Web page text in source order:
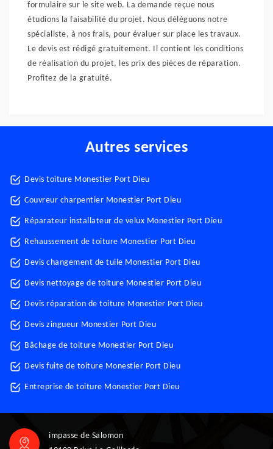
formulaire sur le site web. La demande reçue nous
étudions la faisabilité du projet. Nous déléguons notre
spécialiste, à nos frais, pour évaluer sur place les travaux.
Le devis est rédigé gratuitement. Il contient les conditions
de réalisation du projet, les prix des pièces de réparation.
Profitez de la gratuité.
Autres services
Devis toiture Monestier Port Dieu
Couvreur charpentier Monestier Port Dieu
Réparateur installateur de velux Monestier Port Dieu
Rehaussement de toiture Monestier Port Dieu
Devis changement de tuile Monestier Port Dieu
Devis nettoyage de toiture Monestier Port Dieu
Devis réparation de toiture Monestier Port Dieu
Devis zingueur Monestier Port Dieu
Bâchage de toiture Monestier Port Dieu
Devis fuite de toiture Monestier Port Dieu
Entreprise de toiture Monestier Port Dieu
impasse de Salomon